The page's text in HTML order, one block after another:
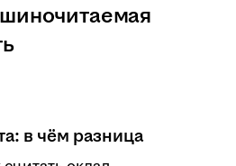
в чём разница